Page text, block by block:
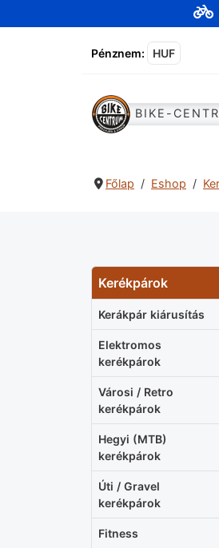
Pénznem: HUF
BIKE-
Főlap Eshop
Kerékpárok
Kerákpár kiárusítás
Elektromos
kerékpárok
Városi / Retro
kerékpárok
Hegyi (MTB)
kerékpárok
Úti / Gravel
kerékpárok
Fitness